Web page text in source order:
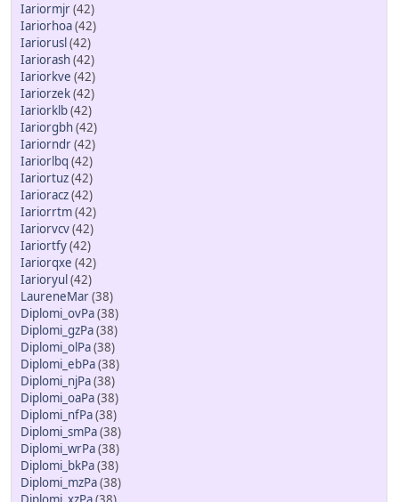
Iariormjr(42)
Iariorhoa(42)
Iariorusl (42)
Iariorash(42)
Iariorkve (42)
Iariorzek(42)
Iariorklb(42)
Iariorgbh(42)
Iariorndr(42)
Iariorlbq (42)
Iariortuz(42)
Iarioracz(42)
Iariorrtm(42)
Iariorvcv(42)
Iariortfy(42)
Iariorqxe (42)
Iarioryul (42)
LaureneMar(38)
Diplomi_ovPa(38)
Diplomi_gzPa(38)
Diplomi_olPa(38)
Diplomi_ebPa(38)
Diplomi_njPa(38)
Diplomi_oaPa(38)
Diplomi_nfPa(38)
Diplomi_smPa(38)
Diplomi_wrPa(38)
Diplomi_bkPa(38)
Diplomi_mzPa(38)